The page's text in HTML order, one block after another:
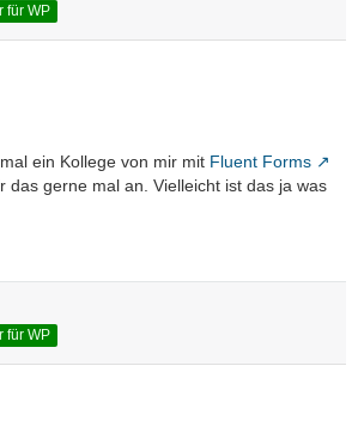
für WP
ein Kollege von mir mit Fluent Forms
das gerne mal an. Vielleicht ist das ja was
für WP